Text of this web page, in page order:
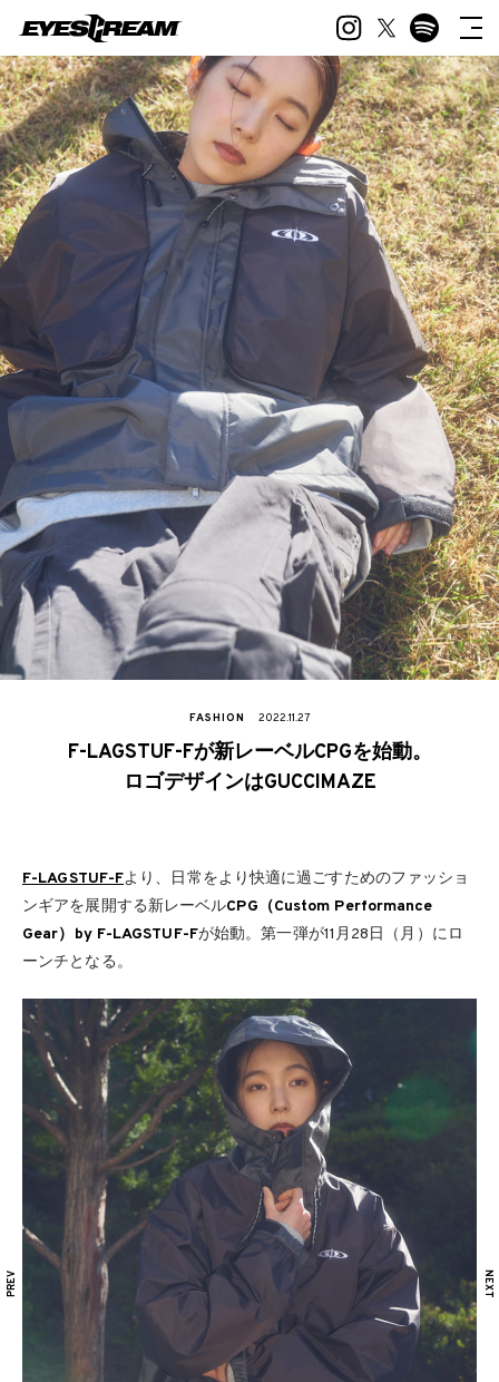
FASHION 2022.11.27
F-LAGSTUF-Fが新レーベルCPGを始動。
ロゴデザインはGUCCIMAZE
F-LAGSTUF-Fより、日常をより快適に過ごすためのファッショ
ンギアを展開する新レーベルCPG（Custom Performance
Gear）by F-LAGSTUF-Fが始動。第一弾が11月28日（月）にロ
ーンチとなる。